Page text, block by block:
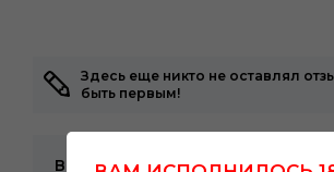
Здесь еще никто не оставлял
быть первым!
Ваша оценка